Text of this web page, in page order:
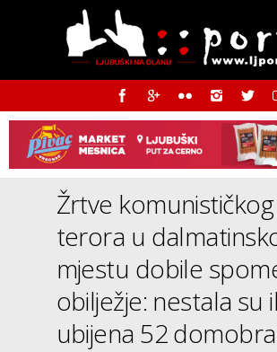
Žrtve komunističkog
terora u
mjestu dobile
obilježje: nestala su
ubijena 52